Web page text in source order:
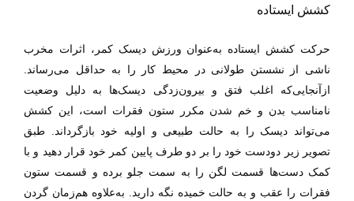
کشش ایستاده
حرکت کشش ایستاده به‌عنوان ورزش دیسک کمر، اثرات مخرب
ناشی از نشستن‌ طولانی در محیط کار را به حداقل می‌رساند.
ازآنجایی‌که اغلب فتق و بیرون‌زدگی دیسک‌ها به دلیل وضعیت
نامناسب بدن و خم شدن مکرر ستون فقرات است، این کشش
می‌تواند دیسک را به حالت طبیعی و اولیه خود بازگرداند. طبق
تصویر زیر دودست خود را بر دو طرف پایین کمر خود قرار دهید و با
کمک دست‌ها قسمت لگن را به سمت جلو برده و قسمت ستون
فقرات را عقب و به حالت خمیده نگه دارید. به‌علاوه هم‌زمان گردن